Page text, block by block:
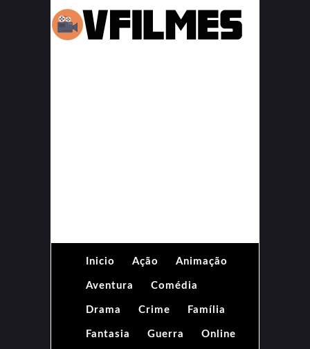
Inicio Ação Animação
Aventura Comédia
Drama Crime Família
Fantasia Guerra Online